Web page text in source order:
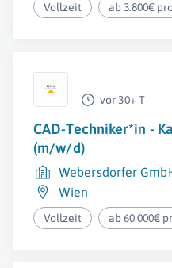
Vollzeit ab 3.800€
vor 30+ T
CAD-Techniker*in -
(m/w/d)
Webersdorfer
Wien
Vollzeit ab 60.000€